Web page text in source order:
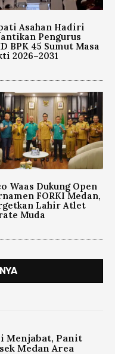
Asahan Hadiri
Pengurus
BPK 45 Sumut Masa
2026–2031
Waas Dukung Open
FORKI Medan,
Lahir Atlet
Muda
Menjabat, Panit
Medan Area